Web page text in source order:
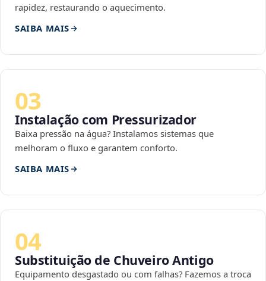
rapidez, restaurando o aquecimento.
SAIBA MAIS
03
Instalação com Pressurizador
Baixa pressão na água? Instalamos sistemas que
melhoram o fluxo e garantem conforto.
SAIBA MAIS
04
Substituição de Chuveiro Antigo
Equipamento desgastado ou com falhas? Fazemos a troca